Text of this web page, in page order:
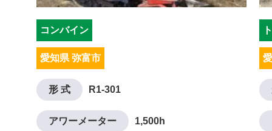
コンバイン
愛知県 弥富市
形 式 R1-301
アワーメーター 1,500h